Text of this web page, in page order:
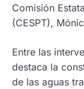
Comisión
(CESPT),
Entre las
destaca la
de las aguas